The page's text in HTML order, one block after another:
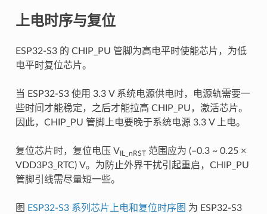
上电时序与复位
ESP32-S3 的 CHIP_PU 管脚为高电平时使能芯片，为低
电平时复位芯片。
当 ESP32-S3 使用 3.3 V 系统电源供电时，电源轨需要一
些时间才能稳定，之后才能拉高 CHIP_PU，激活芯片。
因此，CHIP_PU 管脚上电要晚于系统电源 3.3 V 上电。
复位芯片时，复位电压 V IL_nRST范围应为 (–0.3 ~ 0.25 ×
VDD3P3_RTC) V。为防止外界干扰引起重启，CHIP_PU
管脚引线需尽量短一些。
图 ESP32-S3 系列芯片上电和复位时序图 为 ESP32-S3